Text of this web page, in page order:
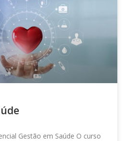
Gestão em Saúde O curso